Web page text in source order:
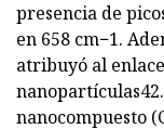
presencia de
en 658 cm−1.
atribuyó al
nanocompuesto